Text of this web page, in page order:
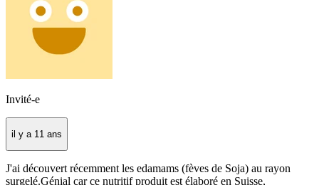
Invité-e
il y a 11 ans
J'ai découvert récemment les edamams (fèves de Soja) au rayon
surgelé.Génial car ce nutritif produit est élaboré en Suisse,